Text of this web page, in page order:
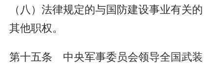
（八）法律规定的与国防建设事业有关的
其他职权。
第十五条 中央军事委员会领导全国武装